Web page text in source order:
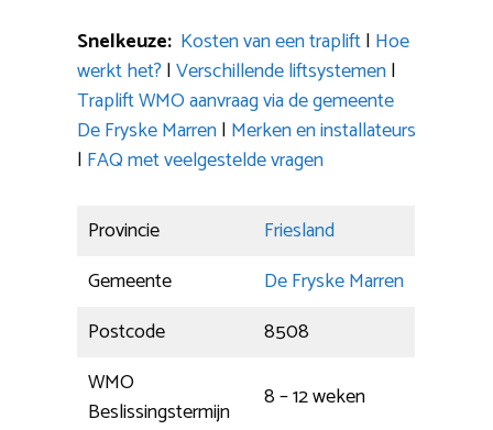
Snelkeuze: Kosten van een traplift| Hoe
werkt het? |Verschillende liftsystemen|
Traplift WMO aanvraag via de gemeente
De Fryske Marren| Merken en installateurs
| FAQ met veelgestelde vragen
Provincie
Friesland
Gemeente
De Fryske Marren
Postcode
8508
WMO
Beslissingstermijn
8 – 12 weken